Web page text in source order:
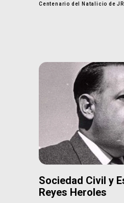
Centenario del Natalicio de
Sociedad Civil y
Reyes Heroles